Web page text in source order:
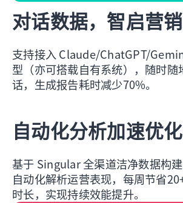
对话数据，智启营
支持接入 Claude/ChatGPT/
型（亦可搭载自有系统），随时随
话，生成报告耗时减少70%。
自动化分析加速优化
基于 Singular 全渠道洁净数据构建
自动化解析运营表现，每周节省
时长，实现持续效能提升。